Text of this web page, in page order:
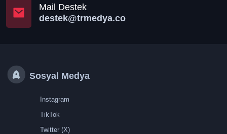
Mail Destek
destek@trmedya.co
Sosyal Medya
Instagram
TikTok
Twitter (X)